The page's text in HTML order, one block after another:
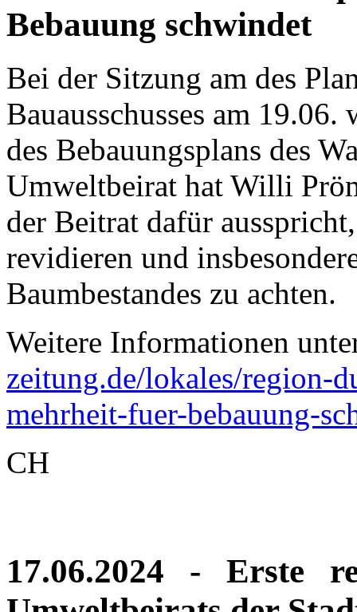
Bebauung schwindet
Bei der Sitzung am des
Bauausschusses am
des Bebauungsplans des
Umweltbeirat hat Willi
der Beitrat dafür
revidieren und
Baumbestandes zu achten.
Weitere Informationen
zeitung.de/lokales/region-
mehrheit-fuer-bebauung-
CH
17.06.2024 - Erste